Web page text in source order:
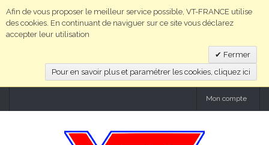
Afin de vous proposer le meilleur service possible, VT-FRANCE utilise
des cookies. En continuant de naviguer sur ce site vous déclarez
accepter leur utilisation
Fermer
Pour en savoir plus et paramétrer les cookies, cliquez ici
Mon compte